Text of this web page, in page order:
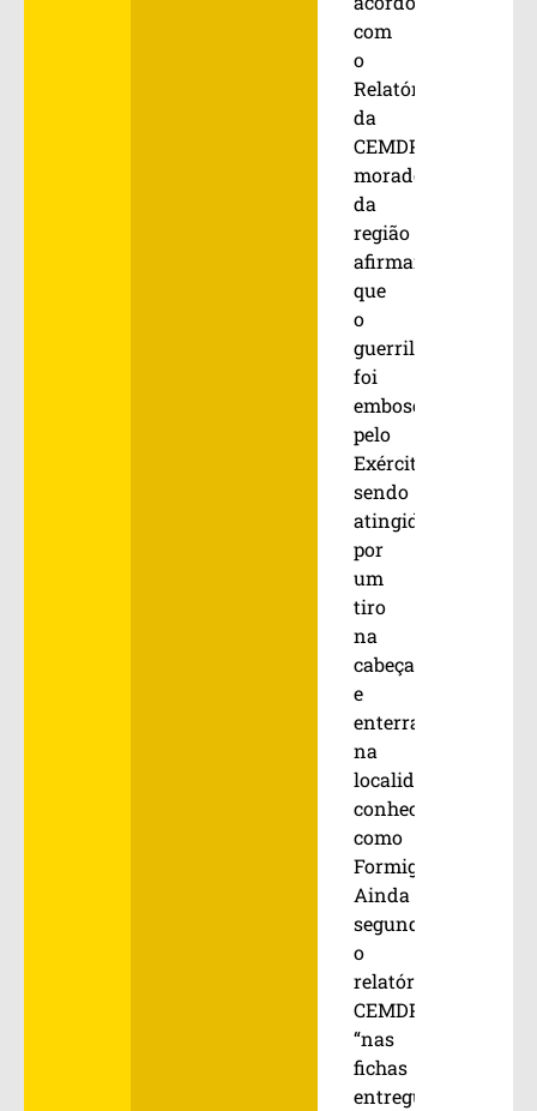
com
o
Relatório
da
CEMDP,
moradores
da
região
afirmam
que
o
guerrilheiro
foi
emboscado
pelo
Exército,
sendo
atingido
por
um
tiro
na
cabeça
e
enterrado
na
localidade
conhecida
como
Formiga.
Ainda
segundo
o
relatório
CEMDP,
“nas
fichas
entregues